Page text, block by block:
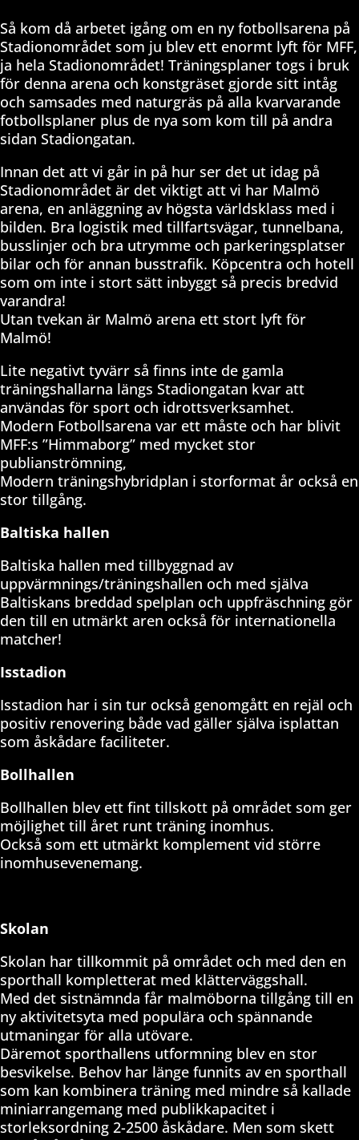
Så kom då arbetet igång om en ny fotbollsarena på
Stadionområdet som ju blev ett enormt lyft för MFF,
ja hela Stadionområdet! Träningsplaner togs i bruk
för denna arena och konstgräset gjorde sitt intåg
och samsades med naturgräs på alla kvarvarande
fotbollsplaner plus de nya som kom till på andra
sidan Stadiongatan.
Innan det att vi går in på hur ser det ut idag på
Stadionområdet är det viktigt att vi har Malmö
arena, en anläggning av högsta världsklass med i
bilden. Bra logistik med tillfartsvägar, tunnelbana,
busslinjer och bra utrymme och parkeringsplatser
bilar och för annan busstrafik. Köpcentra och hotell
som om inte i stort sätt inbyggt så precis bredvid
varandra!
Utan tvekan är Malmö arena ett stort lyft för
Malmö!
Lite negativt tyvärr så finns inte de gamla
träningshallarna längs Stadiongatan kvar att
användas för sport och idrottsverksamhet.
Modern Fotbollsarena var ett måste och har blivit
MFF:s ”Himmaborg” med mycket stor
publianströmning,
Modern träningshybridplan i storformat år också en
stor tillgång.
Baltiska hallen
Baltiska hallen med tillbyggnad av
uppvärmnings/träningshallen och med själva
Baltiskans breddad spelplan och uppfräschning gör
den till en utmärkt aren också för internationella
matcher!
Isstadion
Isstadion har i sin tur också genomgått en rejäl och
positiv renovering både vad gäller själva isplattan
som åskådare faciliteter.
Bollhallen
Bollhallen blev ett fint tillskott på området som ger
möjlighet till året runt träning inomhus.
Också som ett utmärkt komplement vid större
inomhusevenemang.
Skolan
Skolan har tillkommit på området och med den en
sporthall kompletterat med klätterväggshall.
Med det sistnämnda får malmöborna tillgång till en
ny aktivitetsyta med populära och spännande
utmaningar för alla utövare.
Däremot sporthallens utformning blev en stor
besvikelse. Behov har länge funnits av en sporthall
som kan kombinera träning med mindre så kallade
miniarrangemang med publikkapacitet i
storleksordning 2-2500 åskådare. Men som skett